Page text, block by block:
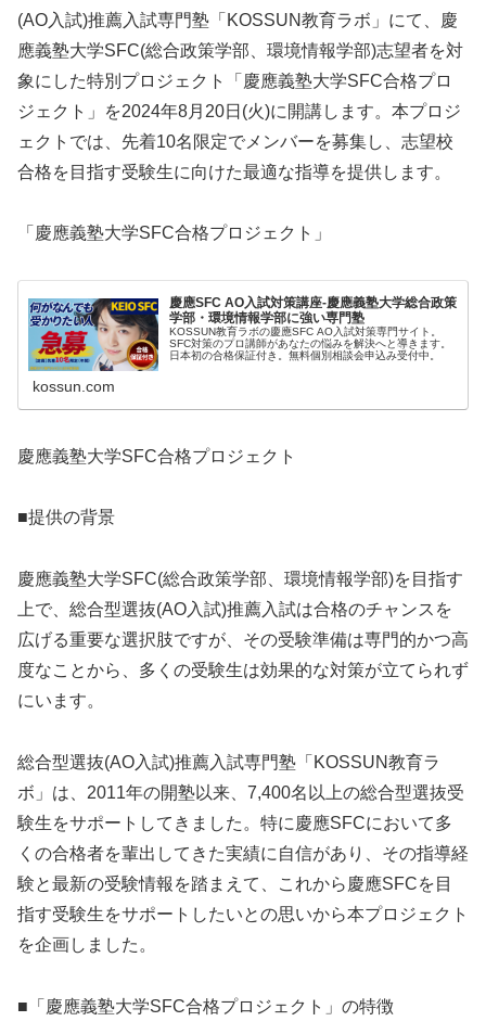
(AO入試)推薦入試専門塾「KOSSUN教育ラボ」にて、慶
應義塾大学SFC(総合政策学部、環境情報学部)志望者を対
象にした特別プロジェクト「慶應義塾大学SFC合格プロ
ジェクト」を2024年8月20日(火)に開講します。本プロジ
ェクトでは、先着10名限定でメンバーを募集し、志望校
合格を目指す受験生に向けた最適な指導を提供します。
「慶應義塾大学SFC合格プロジェクト」
慶應SFC AO入試対策講座-慶應義塾大学総合政策
学部・環境情報学部に強い専門塾
KOSSUN教育ラボの慶應SFC AO入試対策専門サイト。
SFC対策のプロ講師があなたの悩みを解決へと導きます。
日本初の合格保証付き。無料個別相談会申込み受付中。
kossun.com
慶應義塾大学SFC合格プロジェクト
■提供の背景
慶應義塾大学SFC(総合政策学部、環境情報学部)を目指す
上で、総合型選抜(AO入試)推薦入試は合格のチャンスを
広げる重要な選択肢ですが、その受験準備は専門的かつ高
度なことから、多くの受験生は効果的な対策が立てられず
にいます。
総合型選抜(AO入試)推薦入試専門塾「KOSSUN教育ラ
ボ」は、2011年の開塾以来、7,400名以上の総合型選抜受
験生をサポートしてきました。特に慶應SFCにおいて多
くの合格者を輩出してきた実績に自信があり、その指導経
験と最新の受験情報を踏まえて、これから慶應SFCを目
指す受験生をサポートしたいとの思いから本プロジェクト
を企画しました。
■「慶應義塾大学SFC合格プロジェクト」の特徴